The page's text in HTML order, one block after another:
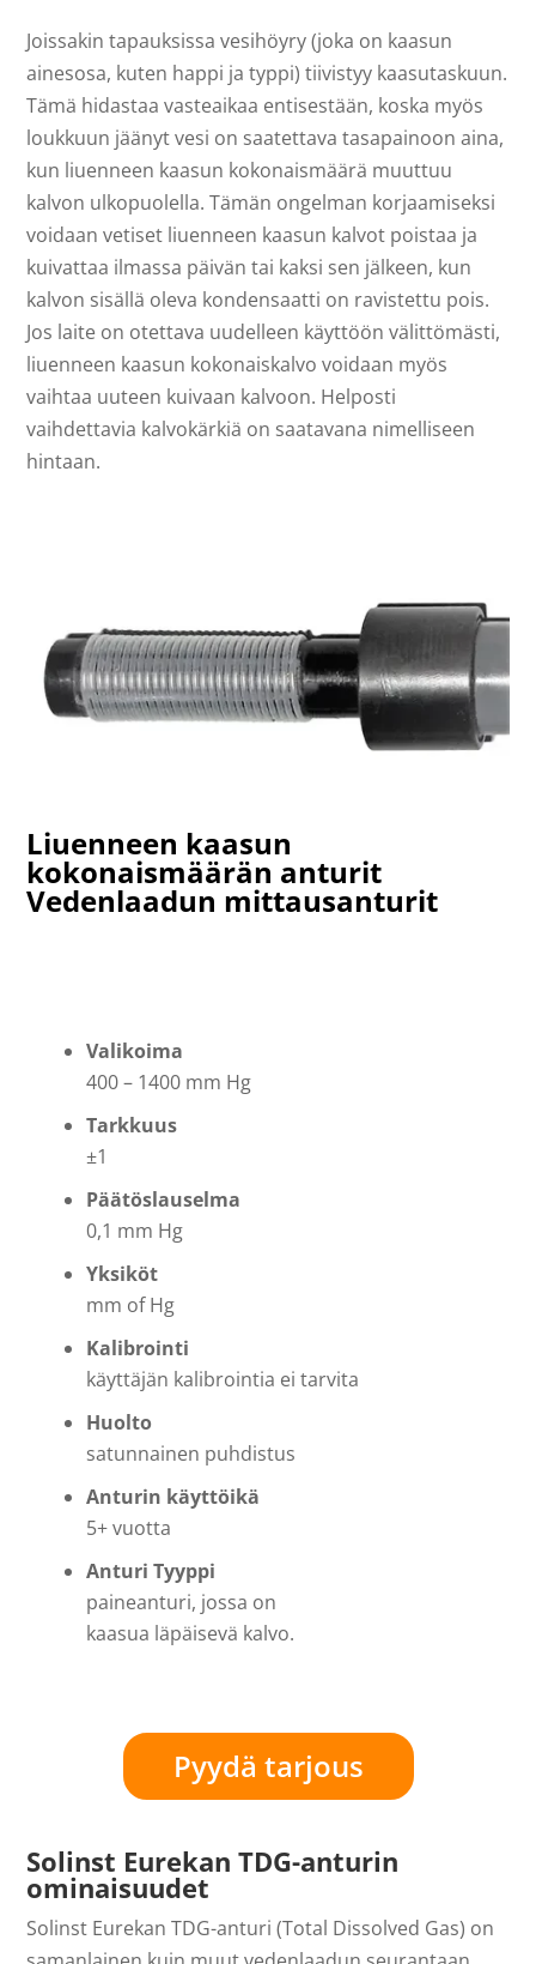
Joissakin tapauksissa vesihöyry (joka on kaasun
ainesosa, kuten happi ja typpi) tiivistyy kaasutaskuun.
Tämä hidastaa vasteaikaa entisestään, koska myös
loukkuun jäänyt vesi on saatettava tasapainoon aina,
kun liuenneen kaasun kokonaismäärä muuttuu
kalvon ulkopuolella. Tämän ongelman korjaamiseksi
voidaan vetiset liuenneen kaasun kalvot poistaa ja
kuivattaa ilmassa päivän tai kaksi sen jälkeen, kun
kalvon sisällä oleva kondensaatti on ravistettu pois.
Jos laite on otettava uudelleen käyttöön välittömästi,
liuenneen kaasun kokonaiskalvo voidaan myös
vaihtaa uuteen kuivaan kalvoon. Helposti
vaihdettavia kalvokärkiä on saatavana nimelliseen
hintaan.
Liuenneen kaasun
kokonaismäärän anturit
Vedenlaadun mittausanturit
Valikoima
400 – 1400 mm Hg
Tarkkuus
±1
Päätöslauselma
0,1 mm Hg
Yksiköt
mm of Hg
Kalibrointi
käyttäjän kalibrointia ei tarvita
Huolto
satunnainen puhdistus
Anturin käyttöikä
5+ vuotta
Anturi Tyyppi
paineanturi, jossa on
kaasua läpäisevä kalvo.
Pyydä tarjous
Solinst Eurekan TDG-anturin
ominaisuudet
Solinst Eurekan TDG-anturi (Total Dissolved Gas) on